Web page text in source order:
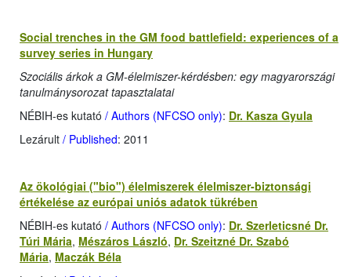
Social trenches in the GM food battlefield: experiences of a
survey series in Hungary
Szociális árkok a GM-élelmiszer-kérdésben: egy magyarországi
tanulmánysorozat tapasztalatai
NÉBIH-es kutató / Authors (NFCSO only): Dr. Kasza Gyula
Lezárult / Published: 2011
Az ökológiai ("bio") élelmiszerek élelmiszer-biztonsági
értékelése az európai uniós adatok tükrében
NÉBIH-es kutató / Authors (NFCSO only): Dr. Szerleticsné Dr.
Túri Mária, Mészáros László, Dr. Szeitzné Dr. Szabó
Mária, Maczák Béla